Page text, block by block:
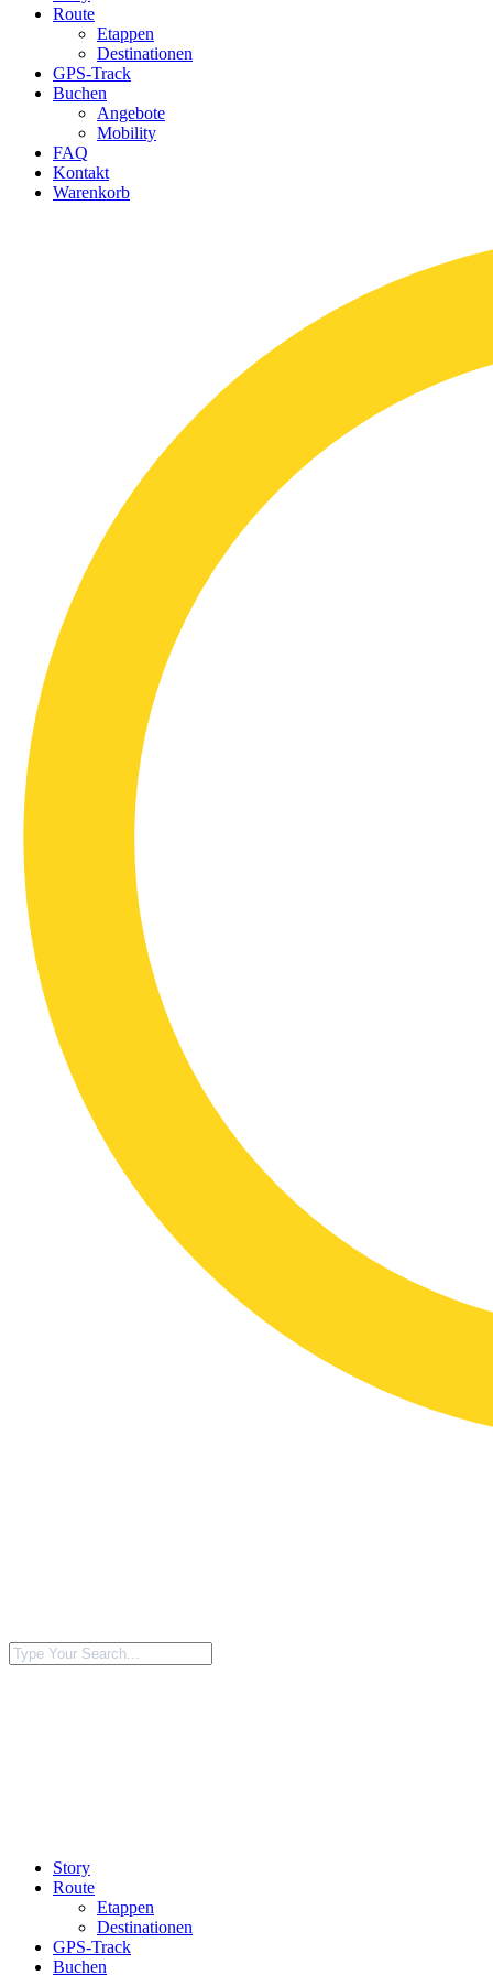
Route
Etappen
Destinationen
GPS-Track
Buchen
Angebote
Mobility
FAQ
Kontakt
Warenkorb
Story
Route
Etappen
Destinationen
GPS-Track
Buchen